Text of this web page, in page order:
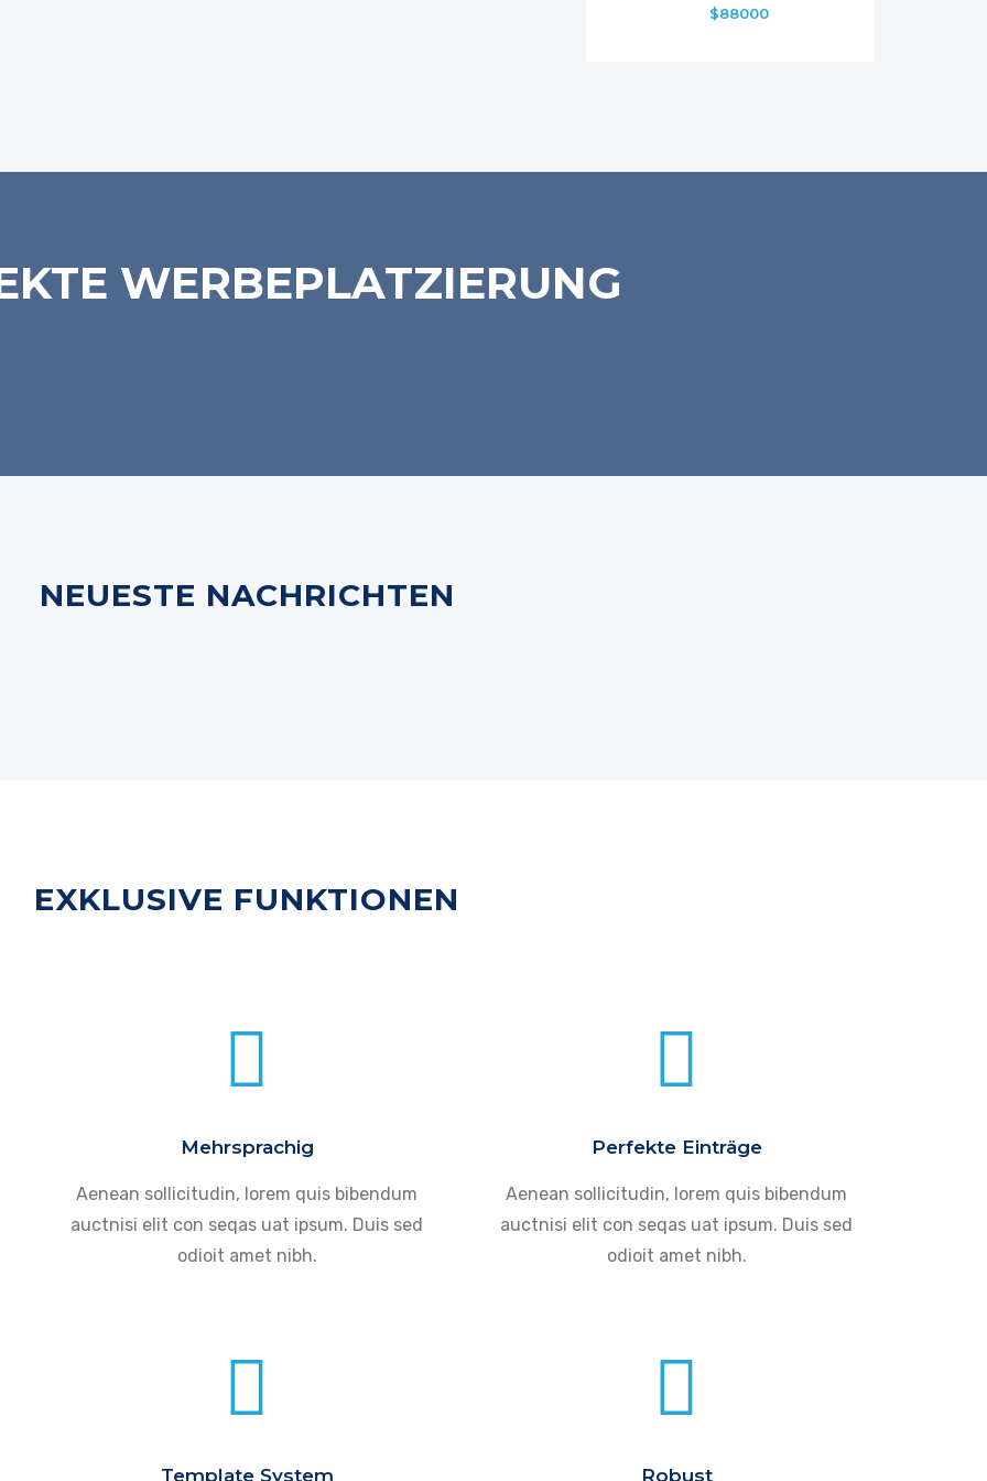
$88000
WERBEPLATZIERUNG
NEUESTE NACHRICHTEN
EXKLUSIVE FUNKTIONEN
Mehrsprachig
Aenean sollicitudin, lorem quis bibendum
auctnisi elit con seqas uat ipsum. Duis sed
odioit amet nibh.
Perfekte Einträge
Aenean sollicitudin, lorem quis bibendum
auctnisi elit con seqas uat ipsum. Duis sed
odioit amet nibh.
Template System Robust